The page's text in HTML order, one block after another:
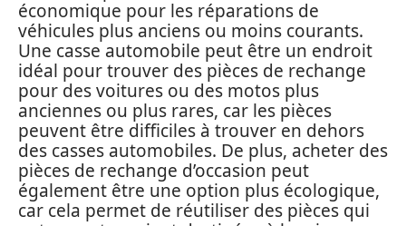
économique pour les réparations de
véhicules plus anciens ou moins courants.
Une casse automobile peut être un endroit
idéal pour trouver des pièces de rechange
pour des voitures ou des motos plus
anciennes ou plus rares, car les pièces
peuvent être difficiles à trouver en dehors
des casses automobiles. De plus, acheter des
pièces de rechange d’occasion peut
également être une option plus écologique,
car cela permet de réutiliser des pièces qui